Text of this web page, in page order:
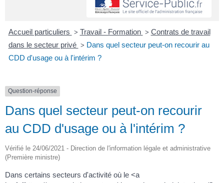
Accueil particuliers > Travail - Formation > Contrats de travail
dans le secteur privé > Dans quel secteur peut-on recourir au
CDD d'usage ou à l'intérim ?
Question-réponse
Dans quel secteur peut-on recourir
au CDD d'usage ou à l'intérim ?
Vérifié le 24/06/2021 - Direction de l'information légale et administrative
(Première ministre)
Dans certains secteurs d'activité où le <a